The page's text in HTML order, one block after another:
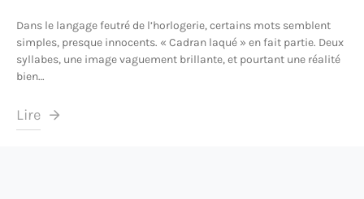
Dans le langage feutré de l’horlogerie, certains mots semblent
simples, presque innocents. « Cadran laqué » en fait partie. Deux
syllabes, une image vaguement brillante, et pourtant une réalité
bien…
Lire